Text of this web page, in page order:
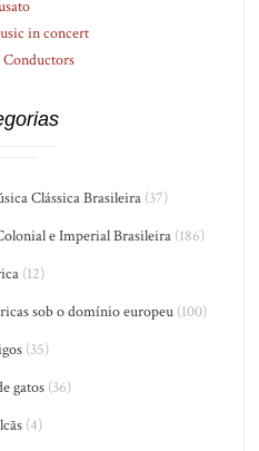
in concert
Clássica Brasileira (37)
e Imperial Brasileira (186)
(12)
sob o domínio europeu(100)
(35)
gatos (36)
(4)